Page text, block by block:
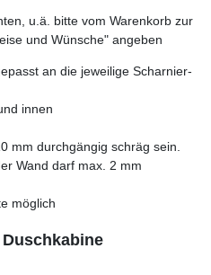
u.ä. bitte vom Warenkorb zur
und Wünsche" angeben
an die jeweilige Scharnier-
innen
mm durchgängig schräg sein.
Wand darf max. 2 mm
möglich